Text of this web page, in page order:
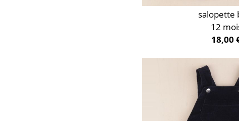
salopette
12
18,00